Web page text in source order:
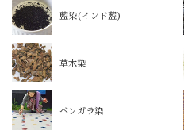
藍染(インド藍)
草木染
ベンガラ染